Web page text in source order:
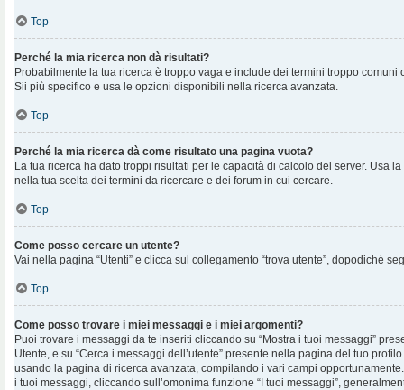
Top
Perché la mia ricerca non dà risultati?
Probabilmente la tua ricerca è troppo vaga e include dei termini troppo
Sii più specifico e usa le opzioni disponibili nella ricerca avanzata.
Top
Perché la mia ricerca dà come risultato una pagina vuota?
La tua ricerca ha dato troppi risultati per le capacità di calcolo del server. Usa
nella tua scelta dei termini da ricercare e dei forum in cui cercare.
Top
Come posso cercare un utente?
Vai nella pagina “Utenti” e clicca sul collegamento “trova utente”, dopodiché
Top
Come posso trovare i miei messaggi e i miei argomenti?
Puoi trovare i messaggi da te inseriti cliccando su “Mostra i tuoi messaggi”
Utente, e su “Cerca i messaggi dell’utente” presente nella pagina del tuo
usando la pagina di ricerca avanzata, compilando i vari campi
i tuoi messaggi, cliccando sull’omonima funzione “I tuoi messaggi”,